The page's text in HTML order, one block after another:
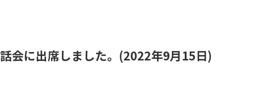
会に出席しました。(2022年9月15日)